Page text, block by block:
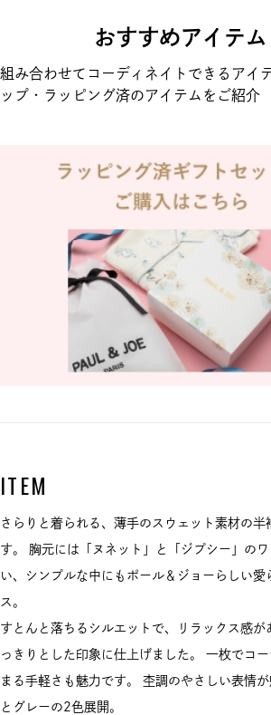
おすすめアイテム
組み合わせてコーディネイトできるアイ
ップ・ラッピング済のアイテムをご紹介
ITEM
さらりと着られる、薄手のスウェット素材の半
す。 胸元には「ヌネット」と「ジプシー」の
い、シンプルな中にもポール＆ジョーらしい愛
ス。
すとんと落ちるシルエットで、リラックス感が
っきりとした印象に仕上げました。 一枚でコ
まる手軽さも魅力です。 杢調のやさしい表情
とグレーの2色展開。